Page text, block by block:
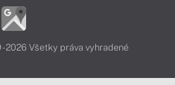
2026 Všetky práva vyhradené